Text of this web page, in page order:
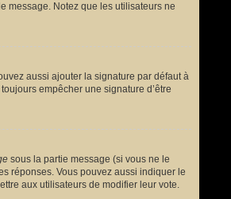
message. Notez que les utilisateurs ne
aussi ajouter la signature par défaut à
empêcher une signature d’être
sous la partie message (si vous ne le
réponses. Vous pouvez aussi indiquer le
aux utilisateurs de modifier leur vote.